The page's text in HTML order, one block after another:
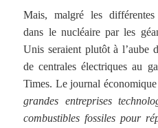
Mais, malgré les différentes
dans le nucléaire par les
Unis seraient plutôt à l’aube
de centrales électriques au
Times. Le journal
grandes entreprises
combustibles fossiles pour